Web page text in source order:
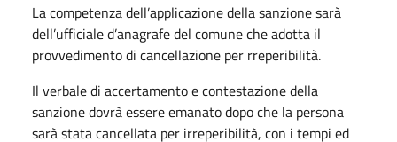
La competenza dell’applicazione della sanzione sarà
dell’ufficiale d’anagrafe del comune che adotta il
provvedimento di cancellazione per rreperibilità.
Il verbale di accertamento e contestazione della
sanzione dovrà essere emanato dopo che la persona
sarà stata cancellata per irreperibilità, con i tempi ed